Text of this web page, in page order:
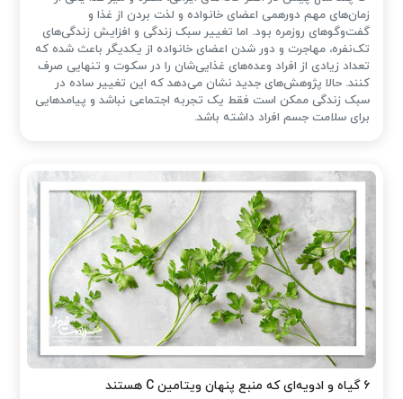
زمان‌های مهم دورهمی اعضای خانواده و لذت بردن از غذا و
گفت‌وگوهای روزمره بود. اما تغییر سبک زندگی و افزایش زندگی‌های
تک‌نفره، مهاجرت و دور شدن اعضای خانواده از یکدیگر باعث شده که
تعداد زیادی از افراد وعده‌های غذایی‌شان را در سکوت و تنهایی صرف
کنند. حالا پژوهش‌های جدید نشان می‌دهد که این تغییر ساده در
سبک زندگی ممکن است فقط یک تجربه اجتماعی نباشد و پیامدهایی
برای سلامت جسم افراد داشته باشد.
۶ گیاه و ادویه‌ای که منبع پنهان ویتامین C هستند